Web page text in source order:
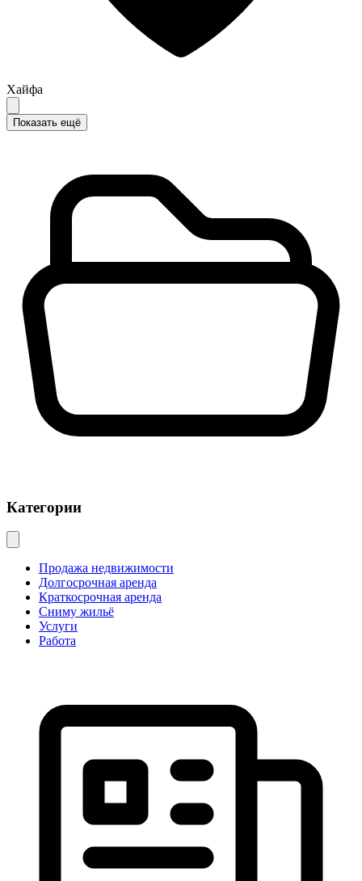
Хайфа
Показать ещё
Категории
Продажа недвижимости
Долгосрочная аренда
Краткосрочная аренда
Сниму жильё
Услуги
Работа